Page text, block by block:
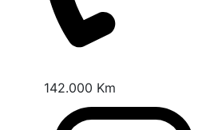
142.000 Km